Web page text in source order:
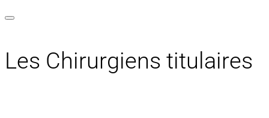
Les Chirurgiens titulaires